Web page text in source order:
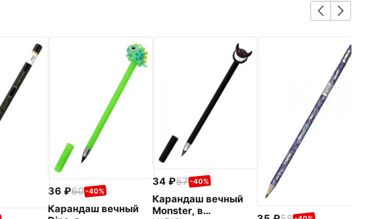
36 60 -40%
Карандаш вечный
34 57 -40%
Карандаш вечный
Monster, в